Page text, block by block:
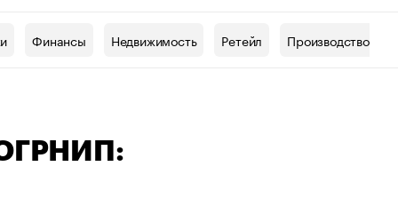
Финансы Недвижимость Ретейл Производство
ОГРНИП: